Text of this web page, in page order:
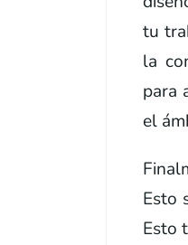
tu
la
para
el
Esto
Esto